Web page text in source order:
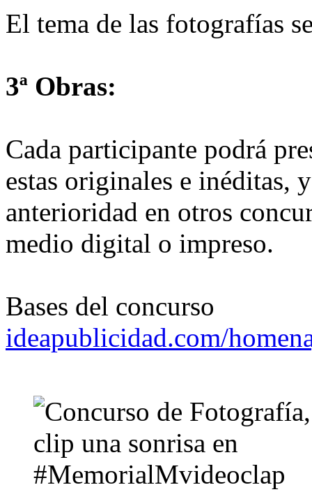
El tema de las fotografías
3ª Obras:
Cada participante podrá
estas originales e inéditas,
anterioridad en otros
medio digital o impreso.
Bases del concurso
ideapublicidad.com/